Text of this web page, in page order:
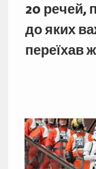
20 речей,
до яких
переїхав